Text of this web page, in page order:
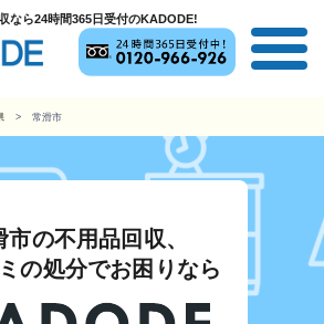
なら24時間365日受付のKADODE!
常滑市
市の不用品回収、
の処分でお困りなら